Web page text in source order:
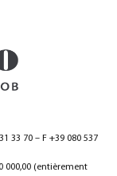
33 70 – F +39 080 537
000,00 (entièrement